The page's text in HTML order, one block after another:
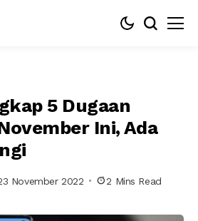
5 Dugaan
Ini, Ada
November 2022
2 Mins Read